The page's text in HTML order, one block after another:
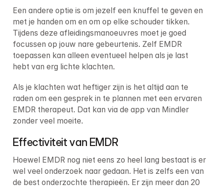
Een andere optie is om jezelf een knuffel te geven en
met je handen om en om op elke schouder tikken.
Tijdens deze afleidingsmanoeuvres moet je goed
focussen op jouw nare gebeurtenis. Zelf EMDR
toepassen kan alleen eventueel helpen als je last
hebt van erg lichte klachten.
Als je klachten wat heftiger zijn is het altijd aan te
raden om een gesprek in te plannen met een ervaren
EMDR therapeut. Dat kan via de app van Mindler
zonder veel moeite.
Effectiviteit van EMDR
Hoewel EMDR nog niet eens zo heel lang bestaat is er
wel veel onderzoek naar gedaan. Het is zelfs een van
de best onderzochte therapieën. Er zijn meer dan 20